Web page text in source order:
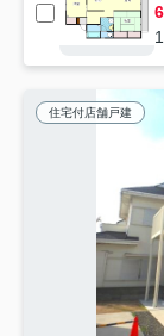
住宅付店舗戸建